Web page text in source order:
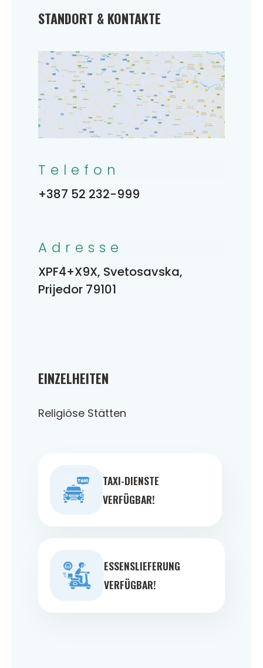
EINZELHEITEN
Religiöse Stätten
TAXI-DIENSTE
VERFÜGBAR!
ESSENSLIEFERUNG
VERFÜGBAR!
STANDORT & KONTAKTE
Telefon
+387 52 232-999
Adresse
XPF4+X9X, Svetosavska,
Prijedor 79101